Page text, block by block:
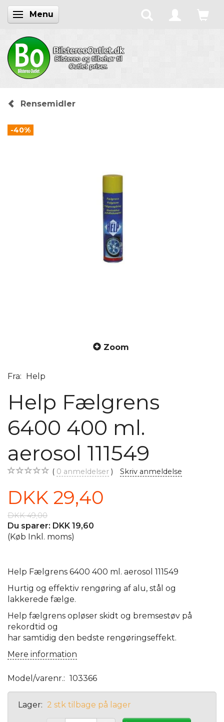
Skifte navigation
Menu
Rensemidler
-40%
Zoom
Fra: Help
Help Fælgrens
6400 400 ml.
aerosol 111549
0 anmeldelser Skriv anmeldelse
DKK 29,40
DKK 49,00
Du sparer: DKK 19,60
(Køb Inkl. moms)
Help Fælgrens 6400 400 ml. aerosol 111549
Hurtig og effektiv rengøring af alu, stål og
lakkerede fælge.
Help fælgrens opløser skidt og bremsestøv på
rekordtid og
har samtidig den bedste rengøringseffekt.
Mere information
Model/varenr.: 103366
Lager: 2 stk tilbage på lager